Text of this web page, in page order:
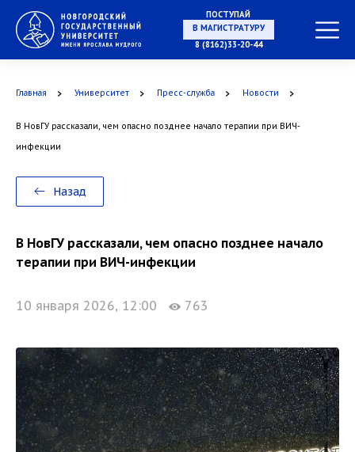
ПОСТУПАЙ
В МАГИСТРАТУРУ
8 (8162)33-20-44
Главная Университет Пресс-служба Новости
В НовГУ рассказали, чем опасно позднее начало терапии при ВИЧ-
инфекции
Назад
В НовГУ рассказали, чем опасно позднее начало
терапии при ВИЧ-инфекции
10 января 2026, 12:00 763